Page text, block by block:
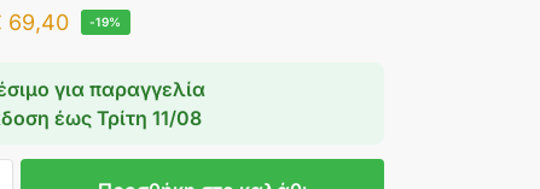
69,40 -19%
για παραγγελία
έωςΤρίτη 11/08